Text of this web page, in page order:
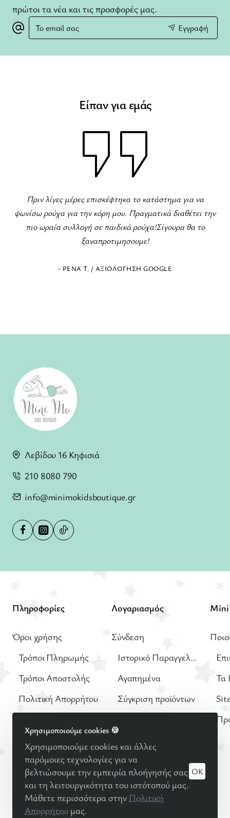
Χρησιμοποιούμε cookies 🍪
Χρησιμοποιούμε cookies και άλλες
παρόμοιες τεχνολογίες για να
βελτιώσουμε την εμπειρία πλοήγησής σας
και τη λειτουργικότητα του ιστότοπού μας.
Μάθετε περισσότερα στην Πολιτική
Απορρήτου μας.
OK
πρώτοι τα νέα και τις προσφορές μας.
Το
email
Εγγραφή
Είπαν για εμάς
το κατάστημα για να
Πραγματικά διαθέτει την
ρούχα!Σίγουρα θα το
Φανταστικό κατάστημα
ποικιλία για όλες τις περιστάσεις!
και πρόθυμο να
- ΕΛΈΝΗ Ζ. / ΑΞΙΟΛΌΓΗΣΗ
Λεβίδου 16 Κηφισιά
210 8080 790
info@minimokidsboutique.gr
Πληροφορίες
Όροι χρήσης
Τρόποι Πληρωμής
Τρόποι Αποστολής
Πολιτική Απορρήτου
Λογαριασμός
Σύνδεση
Ιστορικό Παραγγελιών
Αγαπημένα
Σύγκριση προϊόντων
Τα
© 2025 Βρεφική - Παιδική μόδα Minimo Kids Boutique |
Κατασκευή eshop Reweb